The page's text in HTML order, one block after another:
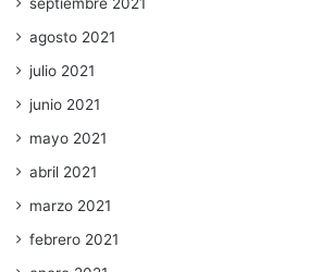
septiembre 2021
agosto 2021
julio 2021
junio 2021
mayo 2021
abril 2021
marzo 2021
febrero 2021